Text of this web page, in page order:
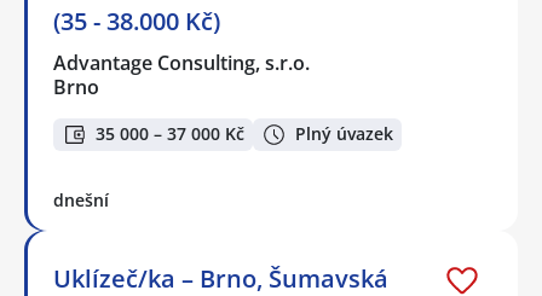
(35 - 38.000 Kč)
Advantage Consulting, s.r.o.
Brno
35 000 – 37 000 Kč Plný úvazek
dnešní
Uklízeč/ka – Brno, Šumavská